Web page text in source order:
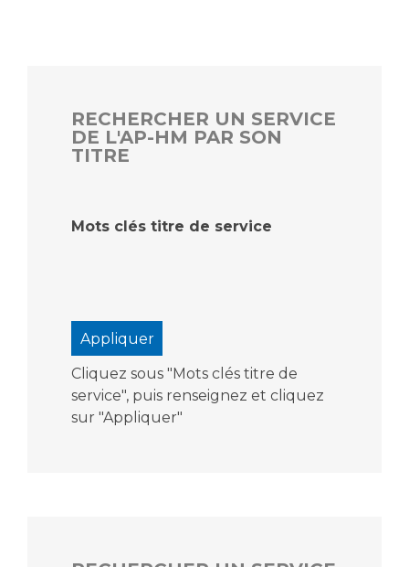
RECHERCHER UN SERVICE
DE L'AP-HM PAR SON
TITRE
Mots clés titre de service
Cliquez sous "Mots clés titre de
service", puis renseignez et cliquez
sur "Appliquer"